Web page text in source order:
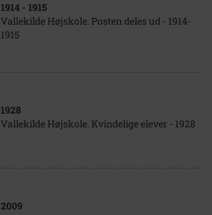
1914 - 1915
Vallekilde Højskole. Posten deles ud - 1914-
1915
1928
Vallekilde Højskole. Kvindelige elever - 1928
2009